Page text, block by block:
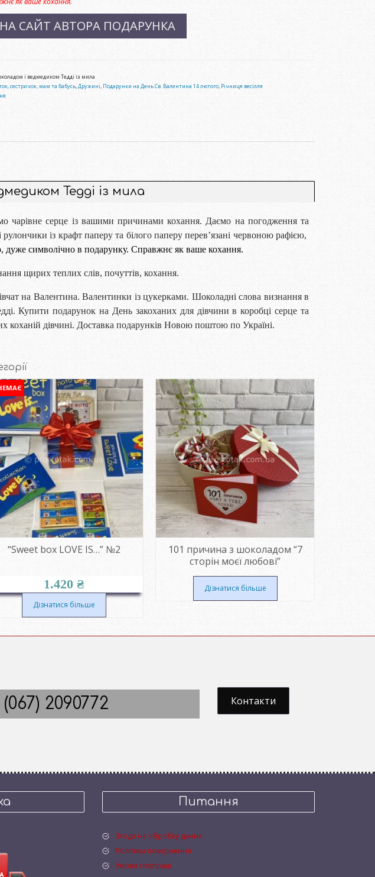
САЙТ АВТОРА ПОДАРУНКА
і ведмедиком Тедді із мила
сестричок, мам та бабусь,Дружині, Подарунки на День Св. Валентина 14 лютого, Річниця весілля
Тедді із мила
чарівне серце із вашими причинами кохання. Даємо на погодження та
із крафт паперу та білого паперу перев’язані червоною рафією,
дуже символічно в подарунку. Справжнє як ваше кохання.
щирих теплих слів, почуттів, кохання.
на Валентина. Валентинки із цукерками. Шоколадні слова визнання в
Купити подарунок на День закоханих для дівчини в коробці серце та
коханій дівчині. Доставка подарунків Новою поштою по Україні.
“Sweet box LOVE IS…” №2
1.420 ₴
Дізнатися більше
101 причина з шоколадом “7
сторін моєї любові”
Дізнатися більше
2090772 Контакти
Питання
Згода на обробку даних
Політика повернення
Умови співпраці